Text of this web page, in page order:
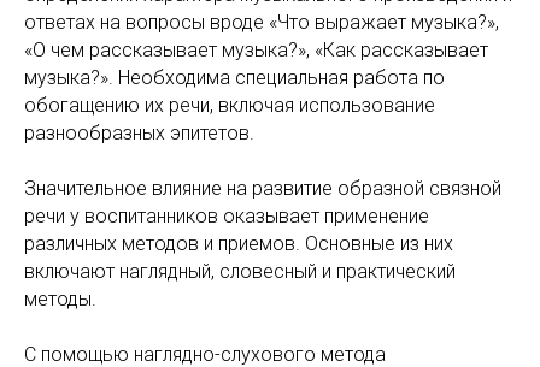
ответах на вопросы вроде «Что выражает музыка?»,
«О чем рассказывает музыка?», «Как рассказывает
музыка?». Необходима специальная работа по
обогащению их речи, включая использование
разнообразных эпитетов.
Значительное влияние на развитие образной связной
речи у воспитанников оказывает применение
различных методов и приемов. Основные из них
включают наглядный, словесный и практический
методы.
С помощью наглядно-слухового метода